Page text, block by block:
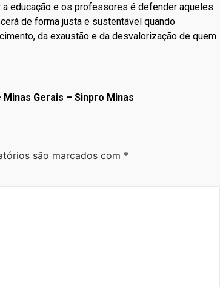
educação e os professores é defender aqueles
de forma justa e sustentável quando
da exaustão e da desvalorização de quem
Gerais – Sinpro Minas
são marcados com *